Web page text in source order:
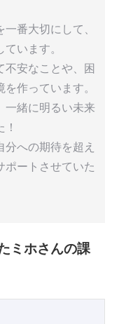
番大切にして、
います。
不安なことや、困
作っています。
一緒に明るい未来
への期待を超え
ポートさせていた
ミホさんの課